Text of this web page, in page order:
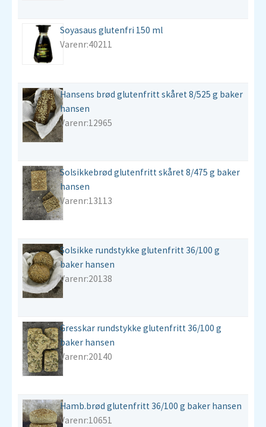
Soyasaus glutenfri 150 ml
Varenr:40211
Hansens brød glutenfritt skåret 8/525 g baker
hansen
Varenr:12965
Solsikkebrød glutenfritt skåret 8/475 g baker
hansen
Varenr:13113
Solsikke rundstykke glutenfritt 36/100 g
baker hansen
Varenr:20138
Gresskar rundstykke glutenfritt 36/100 g
baker hansen
Varenr:20140
Hamb.brød glutenfritt 36/100 g baker hansen
Varenr:10651